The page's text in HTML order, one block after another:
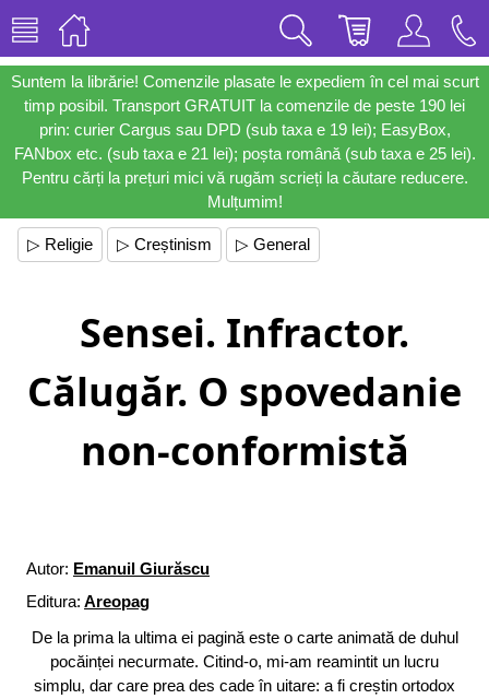
Suntem la librărie! Comenzile plasate le expediem în cel mai scurt
timp posibil. Transport GRATUIT la comenzile de peste 190 lei
prin: curier Cargus sau DPD (sub taxa e 19 lei); EasyBox,
FANbox etc. (sub taxa e 21 lei); poșta română (sub taxa e 25 lei).
Pentru cărți la prețuri mici vă rugăm scrieți la căutare reducere.
Mulțumim!
▷ Religie ▷ Creștinism ▷ General
Sensei. Infractor.
Călugăr. O spovedanie
non-conformistă
Autor: Emanuil Giurăscu
Editura: Areopag
De la prima la ultima ei pagină este o carte animată de duhul
pocăinței necurmate. Citind-o, mi-am reamintit un lucru
simplu, dar care prea des cade în uitare: a fi creștin ortodox